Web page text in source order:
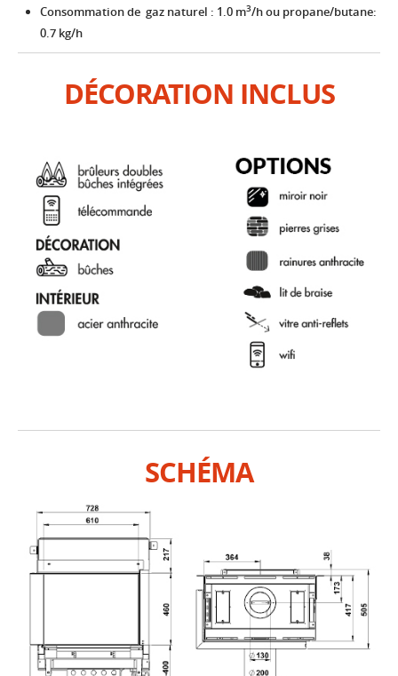
Consommation de gaz naturel : 1.0 m3/h ou propane/butane:
0.7 kg/h
DÉCORATION INCLUS
SCHÉMA